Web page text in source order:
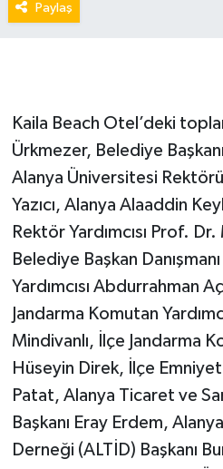
Paylaş
Kaila Beach Otel’deki
Ürkmezer, Belediye
Alanya Üniversitesi
Yazıcı, Alanya Alaaddin
Rektör Yardımcısı Prof.
Belediye Başkan
Yardımcısı Abdurrahman
Jandarma Komutan
Mindivanlı, İlçe Jandarma
Hüseyin Direk, İlçe
Patat, Alanya Ticaret ve
Başkanı Eray Erdem,
Derneği (ALTİD) Başkanı